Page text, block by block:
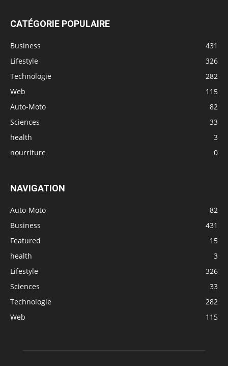
CATÉGORIE POPULAIRE
Business
431
Lifestyle
326
Technologie
282
Web
115
Auto-Moto
82
Sciences
33
health
3
nourriture
0
NAVIGATION
Auto-Moto
82
Business
431
Featured
15
health
3
Lifestyle
326
Sciences
33
Technologie
282
Web
115